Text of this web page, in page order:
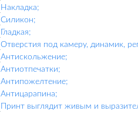
Накладка;
Силикон;
Гладкая;
Отверстия под камеру, динамик,
Антискольжение;
Антиотпечатки;
Антипожелтение;
Антицарапина;
Принт выглядит живым и